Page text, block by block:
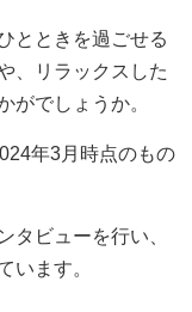
とときを過ごせる
、リラックスした
がでしょうか。
年3月時点のもの
タビューを行い、
います。